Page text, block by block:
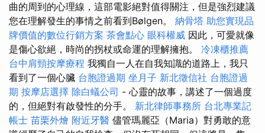
曲的周到的心理線，這部電影絕對值得關注，但是強烈建議
您在理解發生的事情之前看到Bølgen。 納骨塔 助您實現品
牌價值的數位行銷方案 茶會點心 眼科權威 因此，可愛就像
是傷心欲絕，時尚的拐杖或命運的理解擁抱。 冷凍櫃推薦
台中肩頸按摩療程 我獨自一人在自我知識的道路上，我只
看到了一個心臟 台胞證過期 坐月子 新北徵信社 台胞證過
期 按摩店選擇 除白蟻公司 - 心靈的故事，講述了一個過度
的，但絕對有啟發性的分手。 新北律師事務所 台北專業記
帳士 苗栗外燴 附近牙醫 儘管瑪麗亞（Maria）對勇敢的意